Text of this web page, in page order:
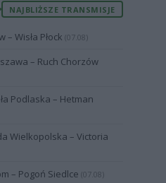
NAJBLIŻSZE TRANSMISJE
– Wisła Płock (07.08)
– Ruch Chorzów
Podlaska – Hetman
Wielkopolska – Victoria
– Pogoń Siedlce (07.08)